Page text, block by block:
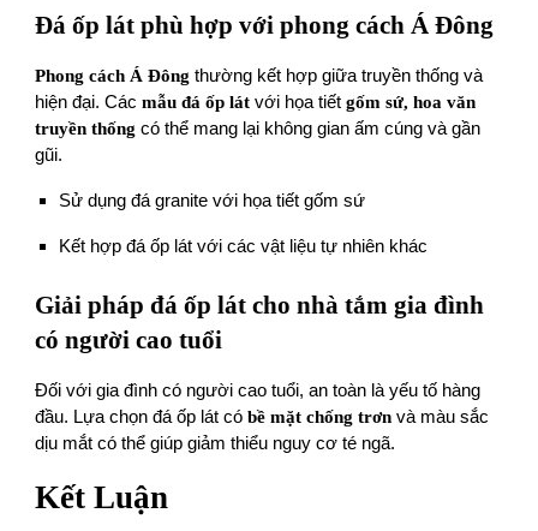
Đá ốp lát phù hợp với phong cách Á Đông
Phong cách Á Đông thường kết hợp giữa truyền thống và
hiện đại. Cácmẫu đá ốp lát với họa tiếtgốm sứ, hoa văn
truyền thống có thể mang lại không gian ấm cúng và gần
gũi.
Sử dụng đá granite với họa tiết gốm sứ
Kết hợp đá ốp lát với các vật liệu tự nhiên khác
Giải pháp đá ốp lát cho nhà tắm gia đình
có người cao tuổi
Đối với gia đình có người cao tuổi, an toàn là yếu tố hàng
đầu. Lựa chọn đá ốp lát cóbề mặt chống trơn và màu sắc
dịu mắt có thể giúp giảm thiểu nguy cơ té ngã.
Kết Luận